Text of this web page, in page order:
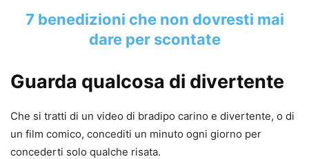
7 benedizioni che non dovresti mai
dare per scontate
Guarda qualcosa di divertente
Che si tratti di un video di bradipo carino e divertente, o di
un film comico, concediti un minuto ogni giorno per
concederti solo qualche risata.